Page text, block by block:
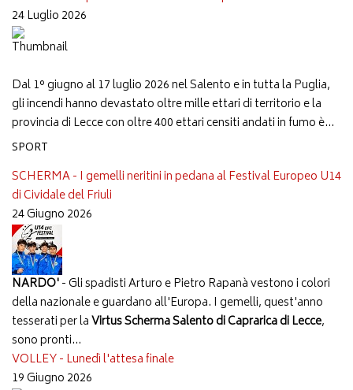
24 Luglio 2026
Dal 1° giugno al 17 luglio 2026 nel Salento e in tutta la Puglia,
gli incendi hanno devastato oltre mille ettari di territorio e la
provincia di Lecce con oltre 400 ettari censiti andati in fumo è...
SPORT
SCHERMA - I gemelli neritini in pedana al Festival Europeo U14
di Cividale del Friuli
24 Giugno 2026
NARDO'- Gli spadisti Arturo e Pietro Rapanà vestono i colori
della nazionale e guardano all'Europa. I gemelli, quest'anno
tesserati per laVirtus Scherma Salento di Caprarica di Lecce,
sono pronti...
VOLLEY - Lunedì l'attesa finale
19 Giugno 2026